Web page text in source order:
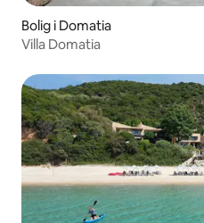
Bolig i Domatia
Villa Domatia